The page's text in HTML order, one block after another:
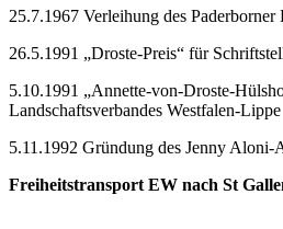
25.7.1967 Verleihung des
26.5.1991 „Droste-Preis“ für
5.10.1991 „Annette-von-Droste-
Landschaftsverbandes Westfalen-Lippe
5.11.1992 Gründung des Jenny Aloni-
Freiheitstransport EW nach St